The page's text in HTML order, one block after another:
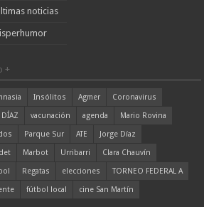
noticias
+
Insólitos Agmer
Coronavirus
DÍAZ vacunación agenda
Mario Rovina
Parque Sur ATE
Jorge Díaz
Marbot Urribarri
Clara Chauvín
Regatas elecciones
TORNEO FEDERAL A
fútbol local cine San Martín